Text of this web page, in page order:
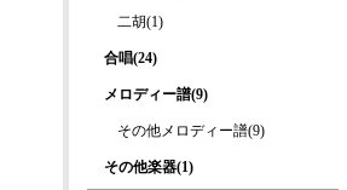
二胡(1)
合唱(24)
メロディー譜(9)
その他メロディー譜(9)
その他楽器(1)